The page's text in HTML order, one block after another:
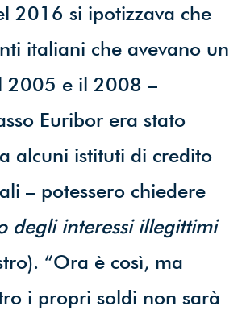
2016 si ipotizzava che
italiani che avevano un
2005 e il 2008 –
Euribor era stato
alcuni istituti di credito
– potessero chiedere
degli interessi illegittimi
“Ora è così, ma
i propri soldi non sarà